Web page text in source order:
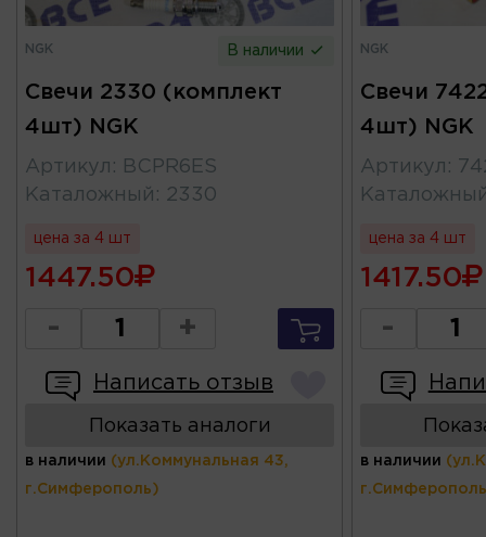
NGK В наличии
Свечи 2330 (комплект
4шт) NGK
Артикул :
BCPR6ES
Каталожный : 2330
цена за 4 шт
1447.50
- +
Написать отзыв
Показать аналоги
в наличии (ул.Коммунальная 43,
г.Симферополь)
NGK
Свечи
4шт) NGK
Артикул :
цена за 4 шт
1417.50
-
в наличии